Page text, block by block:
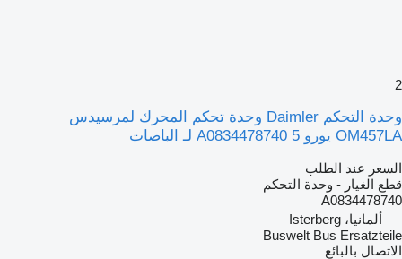
2
وحدة التحكم Daimler وحدة تحكم المحرك لمرسيدس
OM457LA يورو 5 A0834478740 لـ الباصات
السعر عند الطلب
قطع الغيار - وحدة التحكم
A0834478740
ألمانيا، Isterberg
Buswelt Bus Ersatzteile
الاتصال بالبائع